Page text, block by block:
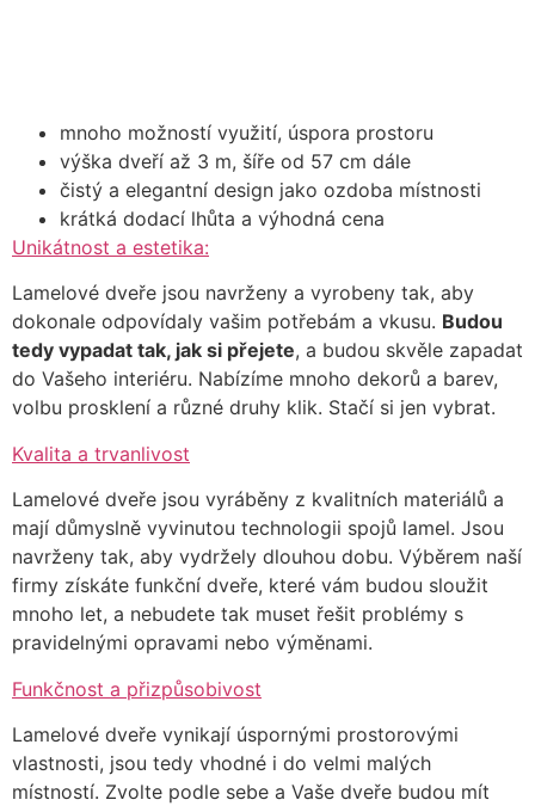
mnoho možností využití, úspora prostoru
výška dveří až 3 m, šíře od 57 cm dále
čistý a elegantní design jako ozdoba místnosti
krátká dodací lhůta a výhodná cena
Unikátnost a estetika:
Lamelové dveře jsou navrženy a vyrobeny tak, aby
dokonale odpovídaly vašim potřebám a vkusu. Budou
tedy vypadat tak, jak si přejete, a budou skvěle zapadat
do Vašeho interiéru. Nabízíme mnoho dekorů a barev,
volbu prosklení a různé druhy klik. Stačí si jen vybrat.
Kvalita a trvanlivost
Lamelové dveře jsou vyráběny z kvalitních materiálů a
mají důmyslně vyvinutou technologii spojů lamel. Jsou
navrženy tak, aby vydržely dlouhou dobu. Výběrem naší
firmy získáte funkční dveře, které vám budou sloužit
mnoho let, a nebudete tak muset řešit problémy s
pravidelnými opravami nebo výměnami.
Funkčnost a přizpůsobivost
Lamelové dveře vynikají úspornými prostorovými
vlastnosti, jsou tedy vhodné i do velmi malých
místností. Zvolte podle sebe a Vaše dveře budou mít